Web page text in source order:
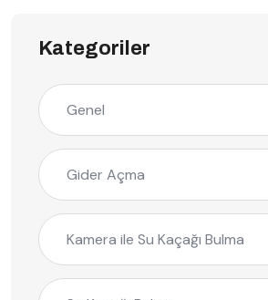
Kategoriler
Genel
Gider Açma
Kamera ile Su Kaçağı Bulma